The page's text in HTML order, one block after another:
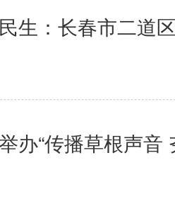
生：长春市二道
办“传播草根声